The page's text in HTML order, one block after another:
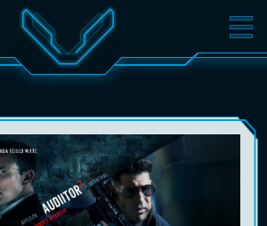
БИЛЕТЫ
КИНОКЛУБ-V
ПОДАРОЧНЫЕ КАРТЫ